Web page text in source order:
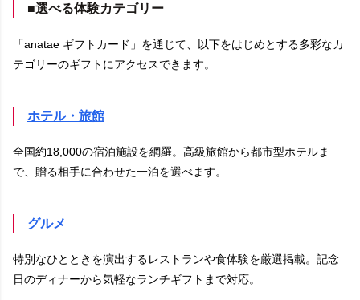
■選べる体験カテゴリー
「anatae ギフトカード」を通じて、以下をはじめとする多彩なカ
テゴリーのギフトにアクセスできます。
ホテル・旅館
全国約18,000の宿泊施設を網羅。高級旅館から都市型ホテルま
で、贈る相手に合わせた一泊を選べます。
グルメ
特別なひとときを演出するレストランや食体験を厳選掲載。記念
日のディナーから気軽なランチギフトまで対応。